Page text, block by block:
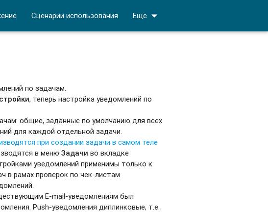
Сценарии использования Еще arrow_drop_down
по задачам.
, теперь настройка уведомлений по
общие, заданные по умолчанию для всех
для каждой отдельной задачи.
при создании задачи в самом теле
в менюЗадачиво вкладке
уведомлений применимы только к
рамах проверок по чек-листам
E-mail-уведомлениям был
Push-уведомления диплинковые, т.е.